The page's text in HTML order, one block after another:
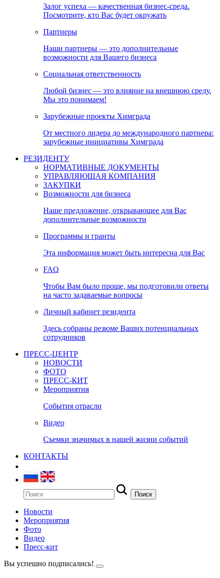
Залог успеха — качественная бизнес-среда.
Посмотрите, кто Вас будет окружать
Партнеры
Наши партнеры — это дополнительные
возможности для Вашего бизнеса
Социальная ответственность
Любой бизнес — это влияние на внешнюю среду.
Мы это понимаем!
Зарубежные проекты Химграда
От местного лидера до международного партнера:
зарубежные инициативы Химграда
РЕЗИДЕНТУ
НОРМАТИВНЫЕ ДОКУМЕНТЫ
УПРАВЛЯЮЩАЯ КОМПАНИЯ
ЗАКУПКИ
Возможности для бизнеса
Наше предложение, открывающее для Вас
дополнительные возможности
Программы и гранты
Эта информация может быть интересна для Вас
FAQ
Чтобы Вам было проще, мы подготовили ответы
на часто задаваемые вопросы
Личный кабинет резидента
Здесь собраны резюме Ваших потенциальных
сотрудников
ПРЕСС-ЦЕНТР
НОВОСТИ
ФОТО
ПРЕСС-КИТ
Мероприятия
События отрасли
Видео
Съемки значимых в нашей жизни событий
КОНТАКТЫ
Новости
Мероприятия
Фото
Видео
Пресс-кит
Вы успешно подписались!